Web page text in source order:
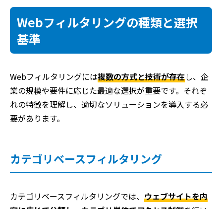
Webフィルタリングの種類と選択
基準
Webフィルタリングには複数の方式と技術が存在し、企
業の規模や要件に応じた最適な選択が重要です。それぞ
れの特徴を理解し、適切なソリューションを導入する必
要があります。
カテゴリベースフィルタリング
カテゴリベースフィルタリングでは、 ウェブサイトを内